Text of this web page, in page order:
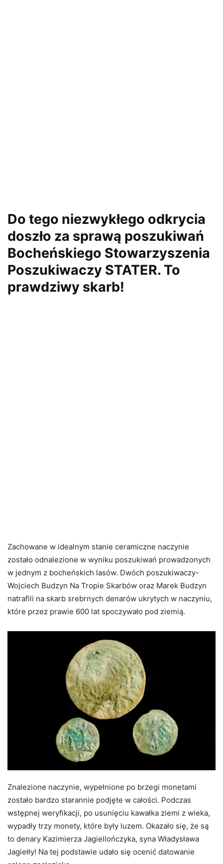
Do tego niezwykłego odkrycia
doszło za sprawą poszukiwań
Bocheńskiego Stowarzyszenia
Poszukiwaczy STATER. To
prawdziwy skarb!
Zachowane w idealnym stanie ceramiczne naczynie
zostało odnalezione w wyniku poszukiwań prowadzonych
w jednym z bocheńskich lasów. Dwóch poszukiwaczy-
Wojciech Budzyn Na Tropie Skarbów oraz Marek Budzyn
natrafili na skarb srebrnych denarów ukrytych w naczyniu,
które przez prawie 600 lat spoczywało pod ziemią.
Znalezione naczynie, wypełnione po brzegi monetami
zostało bardzo starannie podjęte w całości. Podczas
wstępnej weryfikacji, po usunięciu kawałka ziemi z wieka,
wypadły trzy monety, które były luzem. Okazało się, że są
to denary Kazimierza Jagiellończyka, syna Władysława
Jagiełły! Na tej podstawie udało się ocenić datowanie